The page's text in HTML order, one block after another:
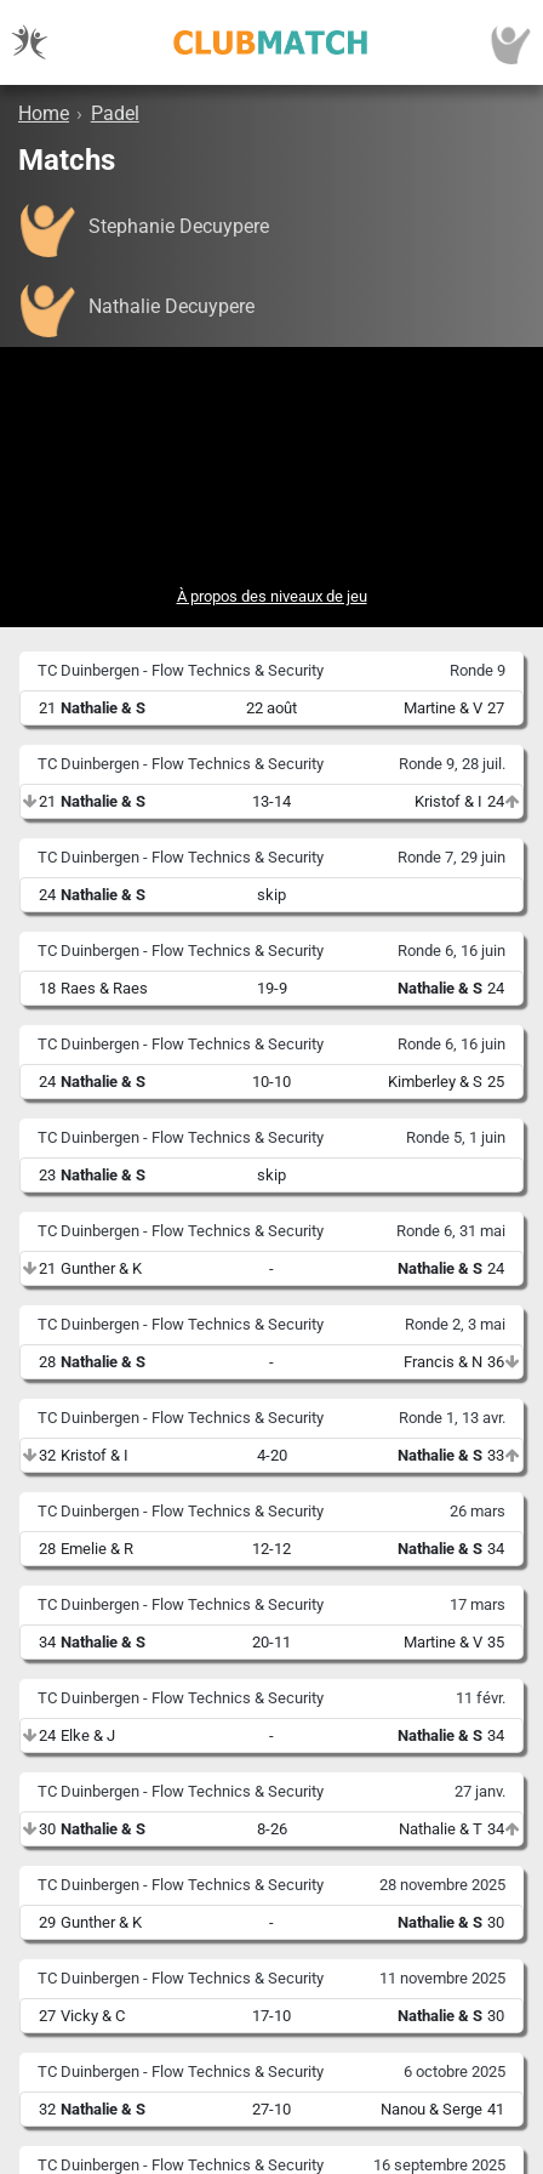
Home › Padel
Matchs
Stephanie Decuypere
Nathalie Decuypere
À propos des niveaux de jeu
TC Duinbergen - Flow Technics & Security Ronde 9
21 Nathalie & S 22 août Martine & V 27
TC Duinbergen - Flow Technics & Security Ronde 9, 28 juil.
21 Nathalie & S 13-14 Kristof & I 24
TC Duinbergen - Flow Technics & Security Ronde 7, 29 juin
24 Nathalie & S skip
TC Duinbergen - Flow Technics & Security Ronde 6, 16 juin
18 Raes & Raes 19-9 Nathalie & S 24
TC Duinbergen - Flow Technics & Security Ronde 6, 16 juin
24 Nathalie & S 10-10 Kimberley & S 25
TC Duinbergen - Flow Technics & Security Ronde 5, 1 juin
23 Nathalie & S skip
TC Duinbergen - Flow Technics & Security Ronde 6, 31 mai
21 Gunther & K - Nathalie & S 24
TC Duinbergen - Flow Technics & Security Ronde 2, 3 mai
28 Nathalie & S - Francis & N 36
TC Duinbergen - Flow Technics & Security Ronde 1, 13 avr.
32 Kristof & I 4-20 Nathalie & S 33
TC Duinbergen - Flow Technics & Security 26 mars
28 Emelie & R 12-12 Nathalie & S 34
TC Duinbergen - Flow Technics & Security 17 mars
34 Nathalie & S 20-11 Martine & V 35
TC Duinbergen - Flow Technics & Security 11 févr.
24 Elke & J - Nathalie & S 34
TC Duinbergen - Flow Technics & Security 27 janv.
30 Nathalie & S 8-26 Nathalie & T 34
TC Duinbergen - Flow Technics & Security 28 novembre 2025
29 Gunther & K - Nathalie & S 30
TC Duinbergen - Flow Technics & Security 11 novembre 2025
27 Vicky & C 17-10 Nathalie & S 30
TC Duinbergen - Flow Technics & Security 6 octobre 2025
32 Nathalie & S 27-10 Nanou & Serge 41
TC Duinbergen - Flow Technics & Security 16 septembre 2025